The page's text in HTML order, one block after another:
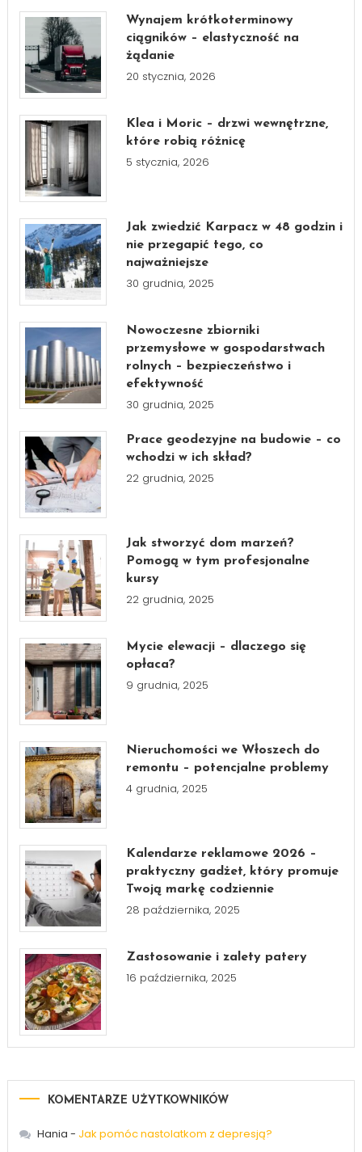
Wynajem krótkoterminowy
ciągników – elastyczność na
żądanie
20 stycznia, 2026
Klea i Moric – drzwi wewnętrzne,
które robią różnicę
5 stycznia, 2026
Jak zwiedzić Karpacz w 48 godzin i
nie przegapić tego, co
najważniejsze
30 grudnia, 2025
Nowoczesne zbiorniki
przemysłowe w gospodarstwach
rolnych – bezpieczeństwo i
efektywność
30 grudnia, 2025
Prace geodezyjne na budowie – co
wchodzi w ich skład?
22 grudnia, 2025
Jak stworzyć dom marzeń?
Pomogą w tym profesjonalne
kursy
22 grudnia, 2025
Mycie elewacji – dlaczego się
opłaca?
9 grudnia, 2025
Nieruchomości we Włoszech do
remontu – potencjalne problemy
4 grudnia, 2025
Kalendarze reklamowe 2026 –
praktyczny gadżet, który promuje
Twoją markę codziennie
28 października, 2025
Zastosowanie i zalety patery
16 października, 2025
KOMENTARZE UŻYTKOWNIKÓW
Hania - Jak pomóc nastolatkom z depresją?